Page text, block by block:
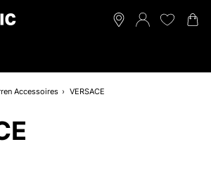
Accessoires VERSACE